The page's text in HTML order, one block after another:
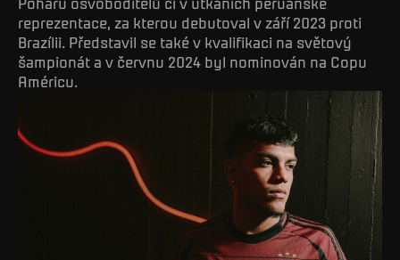
reprezentace, za kterou debutoval v září 2023 proti
Brazílii. Představil se také v kvalifikaci na světový
šampionát a v červnu 2024 byl nominován na Copu
Américu.